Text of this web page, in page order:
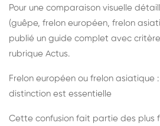
Pour une comparaison visuelle
(guêpe, frelon européen, frelon
publié un guide complet avec
rubrique Actus.
Frelon européen ou frelon asiatique
distinction est essentielle
Cette confusion fait partie des plus